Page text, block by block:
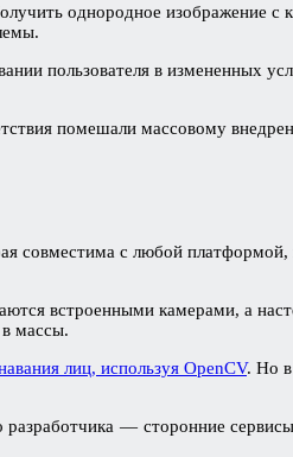
однородное изображение с
пользователя в измененных
помешали массовому
совместима с любой
встроенными камерами, а
массы.
лиц, используя OpenCV. Но в
— сторонние